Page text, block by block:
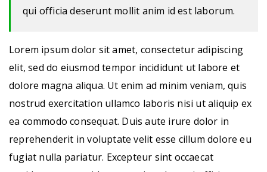
qui officia deserunt mollit anim id est laborum.
Lorem ipsum dolor sit amet, consectetur adipiscing
elit, sed do eiusmod tempor incididunt ut labore et
dolore magna aliqua. Ut enim ad minim veniam, quis
nostrud exercitation ullamco laboris nisi ut aliquip ex
ea commodo consequat. Duis aute irure dolor in
reprehenderit in voluptate velit esse cillum dolore eu
fugiat nulla pariatur. Excepteur sint occaecat